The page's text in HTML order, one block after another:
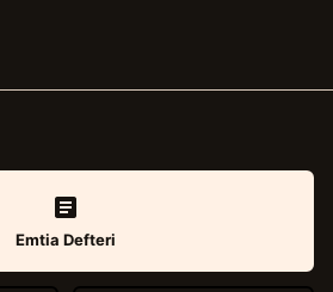
Emtia Defteri